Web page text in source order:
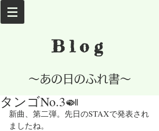
Blog
​～あの日のふれ書～
タンゴNo.3🍛
新曲、第二弾。先日のSTAXで発表され
ましたね。